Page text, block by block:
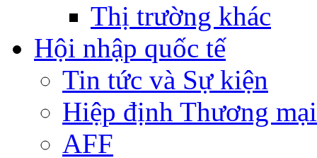
Thị trường khác
Hội nhập quốc tế
Tin tức và Sự kiện
Hiệp định Thương
AFF